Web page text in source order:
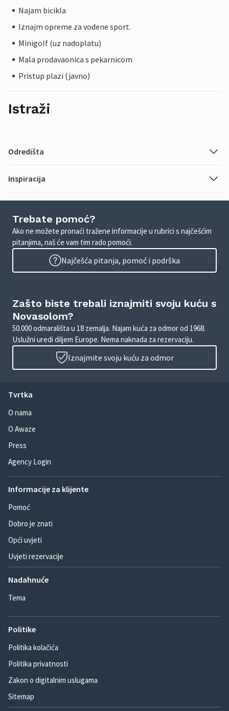
Najam bicikla
Iznajm opreme za vodene sport.
Minigolf (uz nadoplatu)
Mala prodavaonica s pekarnicom
Pristup plazi (javno)
Istraži
Odredišta
Inspiracija
Trebate pomoć?
Ako ne možete pronaći tražene informacije u rubrici s najčešćim
pitanjima, naš će vam tim rado pomoći.
Najčešća pitanja, pomoć i podrška
Zašto biste trebali iznajmiti svoju kuću s
Novasolom?
50.000 odmarališta u 18 zemalja. Najam kuća za odmor od 1968.
Uslužni uredi diljem Europe. Nema naknada za rezervaciju.
Iznajmite svoju kuću za odmor
Tvrtka
O nama
O Awaze
Press
Agency Login
Informacije za klijente
Pomoć
Dobro je znati
Opći uvjeti
Uvjeti rezervacije
Nadahnuće
Tema
Politike
Politika kolačića
Politika privatnosti
Zakon o digitalnim uslugama
Sitemap